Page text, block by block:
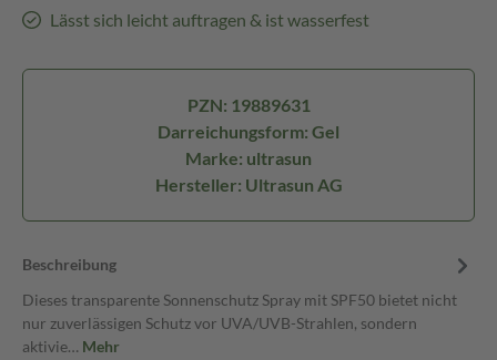
Lässt sich leicht auftragen & ist wasserfest
PZN: 19889631
Darreichungsform: Gel
Marke: ultrasun
Hersteller: Ultrasun AG
Beschreibung
Dieses transparente Sonnenschutz Spray mit SPF50 bietet nicht
nur zuverlässigen Schutz vor UVA/UVB-Strahlen, sondern
aktivie… Mehr